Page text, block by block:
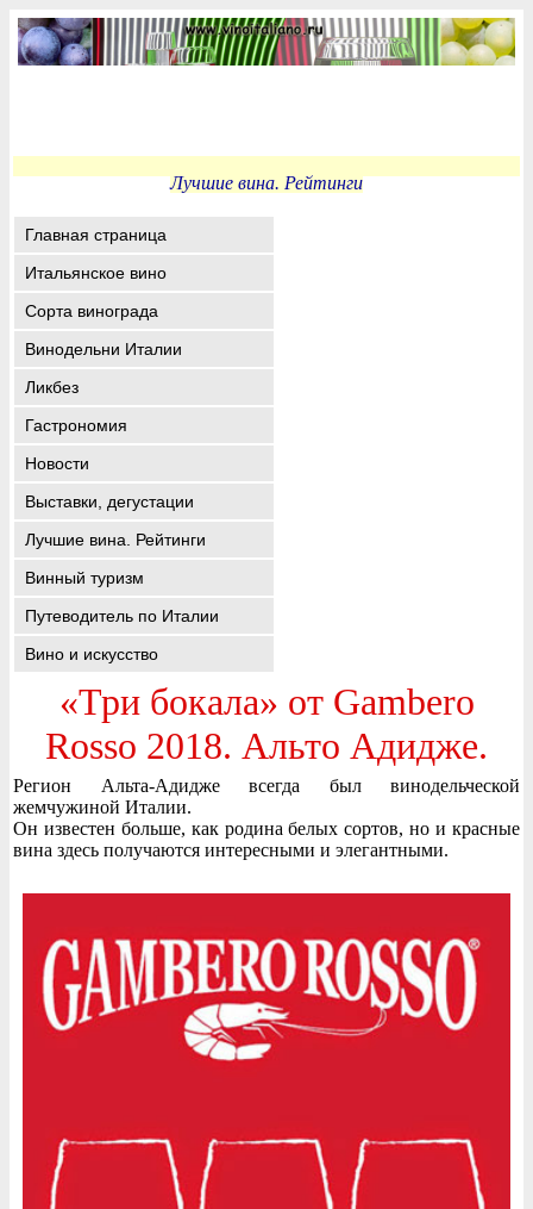
Лучшие вина. Рейтинги
Главная страница
Итальянское вино
Сорта винограда
Винодельни Италии
Ликбез
Гастрономия
Новости
Выставки, дегустации
Лучшие вина. Рейтинги
Винный туризм
Путеводитель по Италии
Вино и искусство
«Три бокала» от Gambero
Rosso 2018. Альто Адидже.
Регион Альта-Адидже всегда был винодельческой
жемчужиной Италии.
Он известен больше, как родина белых сортов, но и красные
вина здесь получаются интересными и элегантными.